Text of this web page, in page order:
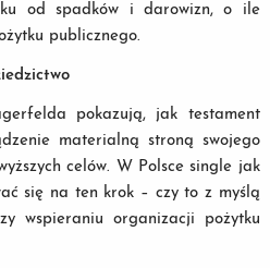
od spadków i darowizn, o ile
publicznego.
pokazują, jak testament
materialną stroną swojego
celów. W Polsce single jak
się na ten krok – czy to z myślą
wspieraniu organizacji pożytku